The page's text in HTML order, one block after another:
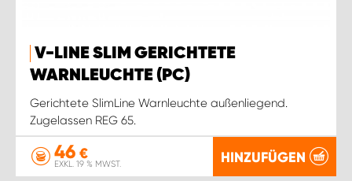
V-LINE SLIM GERICHTETE
WARNLEUCHTE (PC)
Gerichtete SlimLine Warnleuchte außenliegend.
Zugelassen REG 65.
46 €
EXKL. 19 % MWST. HINZUFÜGEN
WORK SYSTEM STUTTGART